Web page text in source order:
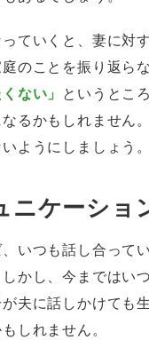
ていくと、妻に対
のことを振り返ら
ない」 というとこ
るかもしれません
ようにしましょう。
ニケーショ
いつも話し合って
かし、今まではい
夫に話しかけても
しれません。